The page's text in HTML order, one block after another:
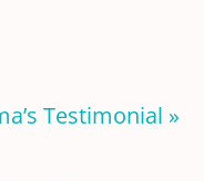
Testimonial »